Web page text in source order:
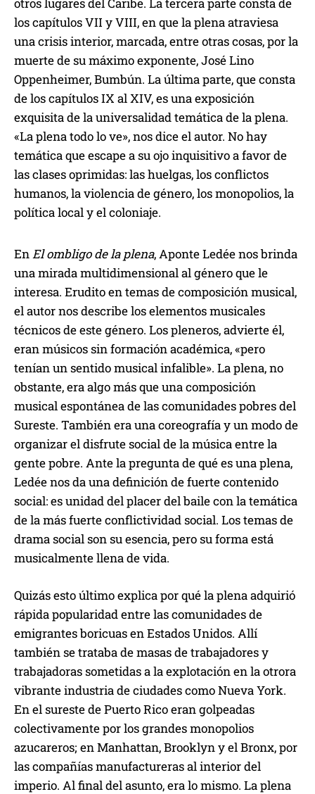
otros lugares del Caribe. La tercera parte consta de
los capítulos VII y VIII, en que la plena atraviesa
una crisis interior, marcada, entre otras cosas, por la
muerte de su máximo exponente, José Lino
Oppenheimer, Bumbún. La última parte, que consta
de los capítulos IX al XIV, es una exposición
exquisita de la universalidad temática de la plena.
«La plena todo lo ve», nos dice el autor. No hay
temática que escape a su ojo inquisitivo a favor de
las clases oprimidas: las huelgas, los conflictos
humanos, la violencia de género, los monopolios, la
política local y el coloniaje.
EnEl ombligo de la plena, Aponte Ledée nos brinda
una mirada multidimensional al género que le
interesa. Erudito en temas de composición musical,
el autor nos describe los elementos musicales
técnicos de este género. Los pleneros, advierte él,
eran músicos sin formación académica, «pero
tenían un sentido musical infalible». La plena, no
obstante, era algo más que una composición
musical espontánea de las comunidades pobres del
Sureste. También era una coreografía y un modo de
organizar el disfrute social de la música entre la
gente pobre. Ante la pregunta de qué es una plena,
Ledée nos da una definición de fuerte contenido
social: es unidad del placer del baile con la temática
de la más fuerte conflictividad social. Los temas de
drama social son su esencia, pero su forma está
musicalmente llena de vida.
Quizás esto último explica por qué la plena adquirió
rápida popularidad entre las comunidades de
emigrantes boricuas en Estados Unidos. Allí
también se trataba de masas de trabajadores y
trabajadoras sometidas a la explotación en la otrora
vibrante industria de ciudades como Nueva York.
En el sureste de Puerto Rico eran golpeadas
colectivamente por los grandes monopolios
azucareros; en Manhattan, Brooklyn y el Bronx, por
las compañías manufactureras al interior del
imperio. Al final del asunto, era lo mismo. La plena